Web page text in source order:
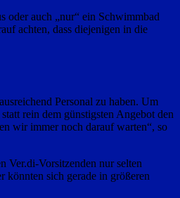
oder auch „nur“ ein Schwimmbad
achten, dass diejenigen in die
Personal zu haben. Um
rein dem günstigsten Angebot den
wir immer noch darauf warten“, so
Ver.di-Vorsitzenden nur selten
könnten sich gerade in größeren